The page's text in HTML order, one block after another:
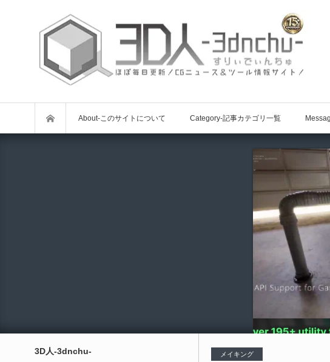
About-このサイトについて Category-記事カテゴリ一覧
メイキング
3D人-3dnchu-